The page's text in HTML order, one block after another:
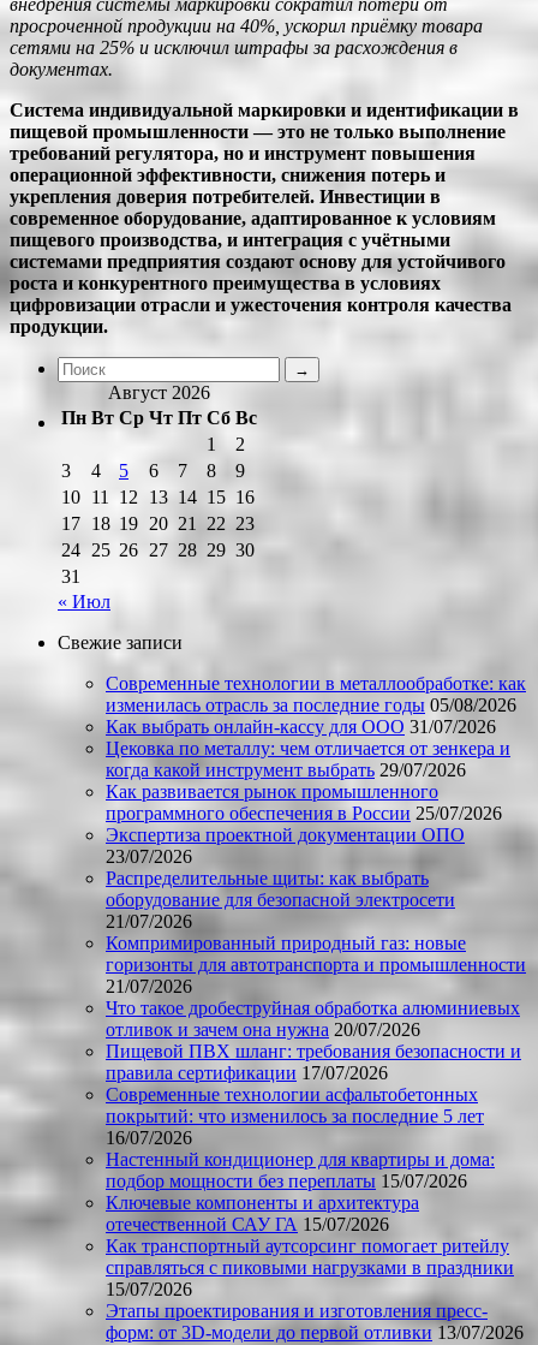
внедрения системы маркировки сократил потери от
просроченной продукции на 40%, ускорил приёмку товара
сетями на 25% и исключил штрафы за расхождения в
документах.
Система индивидуальной маркировки и идентификации в
пищевой промышленности — это не только выполнение
требований регулятора, но и инструмент повышения
операционной эффективности, снижения потерь и
укрепления доверия потребителей. Инвестиции в
современное оборудование, адаптированное к условиям
пищевого производства, и интеграция с учётными
системами предприятия создают основу для устойчивого
роста и конкурентного преимущества в условиях
цифровизации отрасли и ужесточения контроля качества
продукции.
Август 2026
Пн Вт Ср Чт Пт Сб Вс
1
2
3
4 5 6 7 8
9
10 11 12 13 14 15 16
17 18 19 20 21 22 23
24 25 26 27 28 29 30
31
« Июл
Свежие записи
Современные технологии в металлообработке: как
изменилась отрасль за последние годы 05/08/2026
Как выбрать онлайн-кассу для ООО 31/07/2026
Цековка по металлу: чем отличается от зенкера и
когда какой инструмент выбрать 29/07/2026
Как развивается рынок промышленного
программного обеспечения в России 25/07/2026
Экспертиза проектной документации ОПО
23/07/2026
Распределительные щиты: как выбрать
оборудование для безопасной электросети
21/07/2026
Компримированный природный газ: новые
горизонты для автотранспорта и промышленности
21/07/2026
Что такое дробеструйная обработка алюминиевых
отливок и зачем она нужна 20/07/2026
Пищевой ПВХ шланг: требования безопасности и
правила сертификации 17/07/2026
Современные технологии асфальтобетонных
покрытий: что изменилось за последние 5 лет
16/07/2026
Настенный кондиционер для квартиры и дома:
подбор мощности без переплаты 15/07/2026
Ключевые компоненты и архитектура
отечественной САУ ГА 15/07/2026
Как транспортный аутсорсинг помогает ритейлу
справляться с пиковыми нагрузками в праздники
15/07/2026
Этапы проектирования и изготовления пресс-
форм: от 3D-модели до первой отливки 13/07/2026